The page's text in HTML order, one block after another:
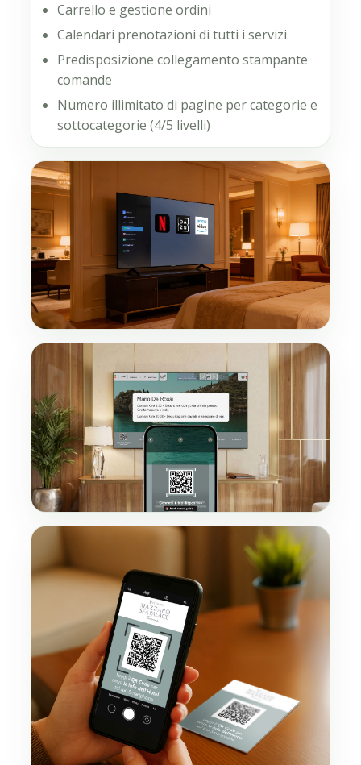
Carrello e gestione ordini
Calendari prenotazioni di tutti i servizi
Predisposizione collegamento stampante
comande
Numero illimitato di pagine per categorie e
sottocategorie (4/5 livelli)